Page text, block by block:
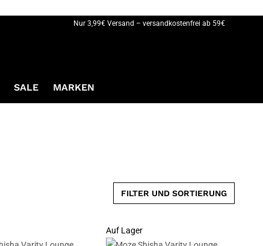
Nur 3,99€ Versand – versandkostenfrei ab 59€
SALE MARKEN
Auf Lager
FILTER UND SORTIERUNG